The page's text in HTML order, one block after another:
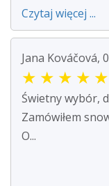
Czytaj więcej ...
Jana Kováčová,
★ ★ ★ ★ ★
Świetny wybór,
Zamówiłem
O...